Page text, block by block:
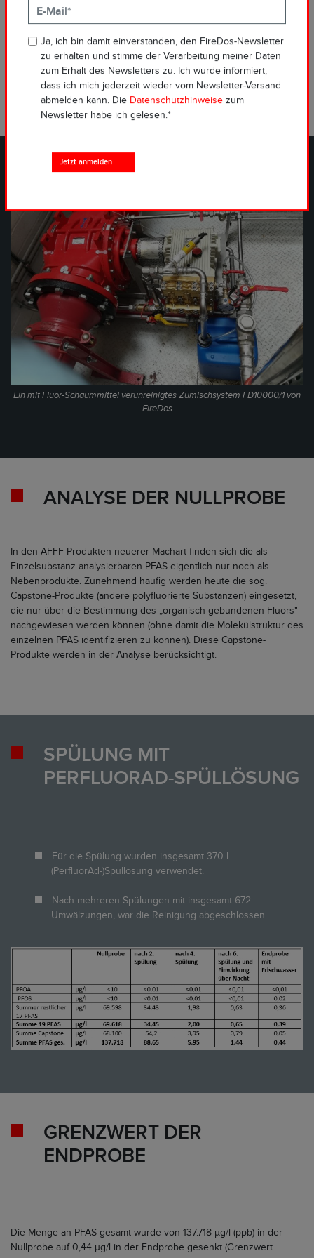
besondere Belastung. Die Pumpe ist seit 2015 mit einem 1% AFFF
Schaummittel gefüllt.
Das Schaummittel wurde aus der Pumpe entfernt.
Die Pumpe wurde mittels Wasser gespült.
Dem Spülwasser wurde eine Nullprobe entnommen.
Ein mit Fluor-Schaummittel verunreinigtes Zumischsystem FD10000/1 von
FireDos
ANALYSE DER NULLPROBE
In den AFFF-Produkten neuerer Machart finden sich die als
Einzelsubstanz analysierbaren PFAS eigentlich nur noch als
Nebenprodukte. Zunehmend häufig werden heute die sog.
Capstone-Produkte (andere polyfluorierte Substanzen) eingesetzt,
die nur über die Bestimmung des „organisch gebundenen Fluors"
nachgewiesen werden können (ohne damit die Molekülstruktur des
einzelnen PFAS identifizieren zu können). Diese Capstone-
Produkte werden in der Analyse berücksichtigt.
SPÜLUNG MIT
PERFLUORAD-SPÜLLÖSUNG
Für die Spülung wurden insgesamt 370 l
(PerfluorAd-)Spüllösung verwendet.
Nach mehreren Spülungen mit insgesamt 672
Umwälzungen, war die Reinigung abgeschlossen.
GRENZWERT DER
ENDPROBE
Die Menge an PFAS gesamt wurde von 137.718 µg/l (ppb) in der
Nullprobe auf 0,44 µg/l in der Endprobe gesenkt (Grenzwert
Ja, ich bin damit einverstanden, den FireDos-Newsletter
zu erhalten und stimme der Verarbeitung meiner Daten
zum Erhalt des Newsletters zu. Ich wurde informiert,
dass ich mich jederzeit wieder vom Newsletter-Versand
abmelden kann. Die
Datenschutzhinweise
Newsletter habe ich gelesen.*
Jetzt anmelden